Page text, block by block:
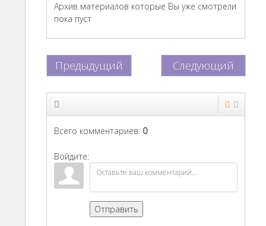
Архив материалов которые Вы уже смотрели
пока пуст
Предыдущий Следующий
Всего комментариев: 0
Войдите:
Отправить